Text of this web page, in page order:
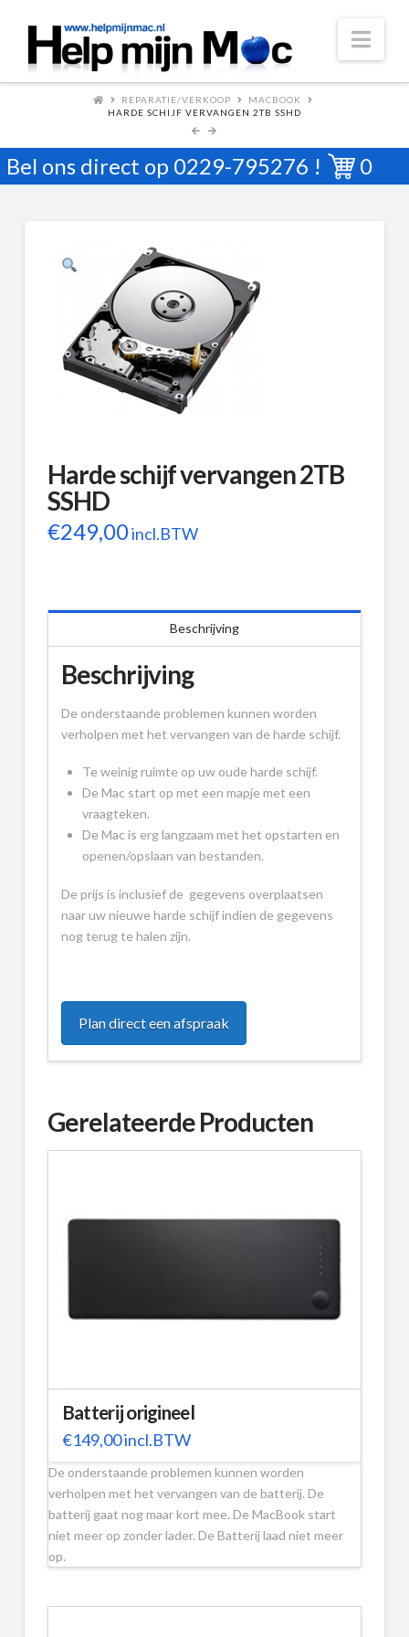
REPARATIE/VERKOOP
MACBOOK
HARDE SCHIJF VERVANGEN 2TB SSHD
Bel ons direct op 0229-795276 ! 0
Harde schijf vervangen 2TB
SSHD
€249,00incl.BTW
Beschrijving
Beschrijving
De onderstaande problemen kunnen worden
verholpen met het vervangen van de harde schijf.
Te weinig ruimte op uw oude harde schijf.
De Mac start op met een mapje met een
vraagteken.
De Mac is erg langzaam met het opstarten en
openen/opslaan van bestanden.
De prijs is inclusief de gegevens overplaatsen
naar uw nieuwe harde schijf indien de gegevens
nog terug te halen zijn.
Plan direct een afspraak
Gerelateerde Producten
Batterij origineel
€149,00incl.BTW
De onderstaande problemen kunnen worden
verholpen met het vervangen van de batterij. De
batterij gaat nog maar kort mee. De MacBook start
niet meer op zonder lader. De Batterij laad niet meer
op.